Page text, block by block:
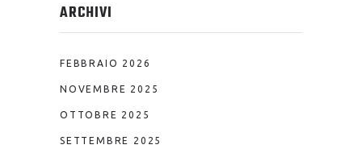
ARCHIVI
FEBBRAIO 2026
NOVEMBRE 2025
OTTOBRE 2025
SETTEMBRE 2025